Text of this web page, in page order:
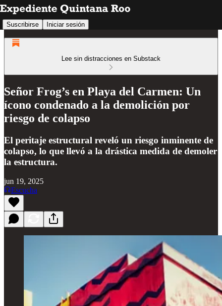
Suscribirse Iniciar sesión
Lee sin distracciones en Substack
Señor Frog’s en Playa del Carmen: Un
ícono condenado a la demolición por
riesgo de colapso
El peritaje estructural reveló un riesgo inminente de
colapso, lo que llevó a la drástica medida de demoler
la estructura.
jun 19, 2025
Escucha